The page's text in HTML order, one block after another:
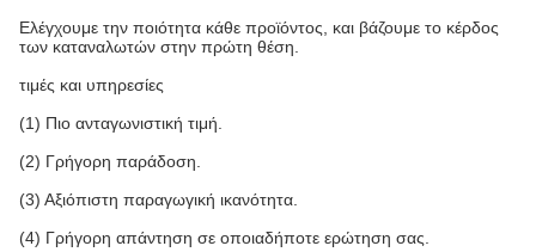
Ελέγχουμε την ποιότητα κάθε προϊόντος, και βάζουμε το κέρδος
των καταναλωτών στην πρώτη θέση.
τιμές και υπηρεσίες
(1) Πιο ανταγωνιστική τιμή.
(2) Γρήγορη παράδοση.
(3) Αξιόπιστη παραγωγική ικανότητα.
(4) Γρήγορη απάντηση σε οποιαδήποτε ερώτηση σας.